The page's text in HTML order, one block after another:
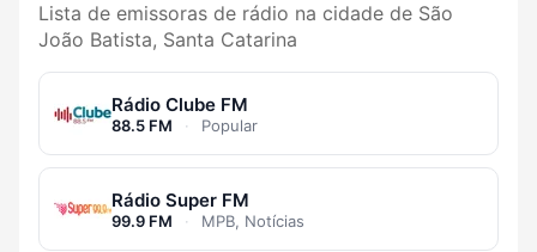
Lista de emissoras de rádio na cidade de São
João Batista, Santa Catarina
Rádio Clube FM
88.5 FM · Popular
Rádio Super FM
99.9 FM · MPB, Notícias